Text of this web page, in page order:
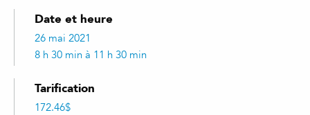
Date et heure
26 mai 2021
8 h 30 min à 11 h 30 min
Tarification
172.46$